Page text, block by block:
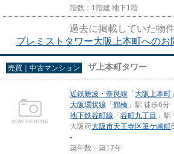
階数：1階建 地下1階
過去に掲載していた物件
プレミストタワー大阪上本町へのお
売買｜中古マンション ザ上本町タワー
近鉄難波・奈良線 「 大阪上本町
大阪環状線 「 鶴橋 」駅 徒歩6分
地下鉄谷町線 「 谷町九丁目 」
大阪府大阪市天王寺区筆ケ崎町
-
築年数：築17年